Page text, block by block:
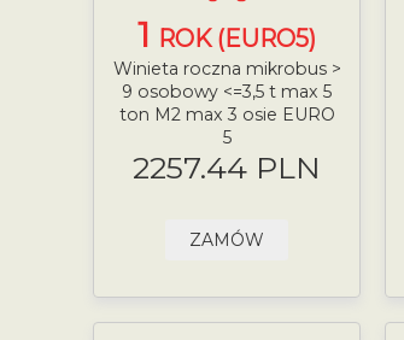
1 ROK (EURO5)
Winieta roczna mikrobus >
9 osobowy <=3,5 t max 5
ton M2 max 3 osie EURO
5
2257.44 PLN
ZAMÓW